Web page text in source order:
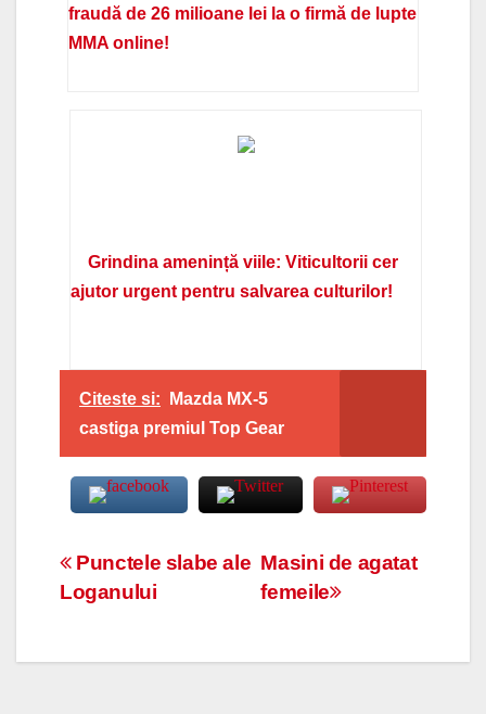
fraudă de 26 milioane lei la o firmă de lupte
MMA online!
Grindina amenință viile: Viticultorii cer
ajutor urgent pentru salvarea culturilor!
Citeste si:
Mazda MX-5
castiga premiul Top Gear
Navigare
în
articole
Masini de agatat
femeile
Punctele slabe ale
Loganului